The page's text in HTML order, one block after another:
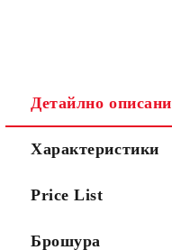
Детайлно
Характеристики
Price List
Брошура